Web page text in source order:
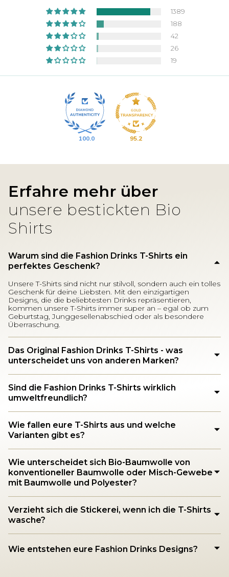
meine neue Bestellung bekommen 👍🏽
Zum thsirt selbst kann ich sagen, toller
Stoff, sauber gestochenes Zeichen,
sehr bequem. Kann ich nur weiter
empfehlen
1389
188
42
26
19
100.0 95.2
Erfahre mehr über
unsere bestickten Bio
Shirts
Warum sind die Fashion Drinks T-Shirts ein
perfektes Geschenk?
Unsere T-Shirts sind nicht nur stilvoll, sondern auch ein tolles
Geschenk für deine Liebsten. Mit den einzigartigen
Designs, die die beliebtesten Drinks repräsentieren,
kommen unsere T-Shirts immer super an – egal ob zum
Geburtstag, Junggesellenabschied oder als besondere
Überraschung.
Das Original Fashion Drinks T-Shirts - was
unterscheidet uns von anderen Marken?
Sind die Fashion Drinks T-Shirts wirklich
umweltfreundlich?
Wie fallen eure T-Shirts aus und welche
Varianten gibt es?
Wie unterscheidet sich Bio-Baumwolle von
konventioneller Baumwolle oder Misch-Gewebe
mit Baumwolle und Polyester?
Verzieht sich die Stickerei, wenn ich die T-Shirts
wasche?
Wie entstehen eure Fashion Drinks Designs?